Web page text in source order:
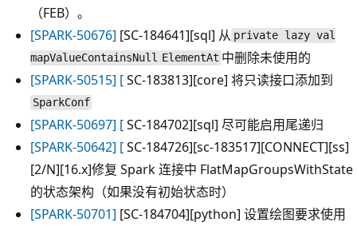
（FEB）。
[SPARK-50676] [SC-184641][sql] 从 private lazy val
mapValueContainsNull ElementAt 中删除未使用的
[SPARK-50515] [SC-183813][core] 将只读接口添加到
SparkConf
[SPARK-50697] [SC-184702][sql] 尽可能启用尾递归
[SPARK-50642] [SC-184726][sc-183517][CONNECT][ss]
[2/N][16.x]修复 Spark 连接中 FlatMapGroupsWithState
的状态架构（如果没有初始状态时）
[SPARK-50701] [SC-184704][python] 设置绘图要求使用